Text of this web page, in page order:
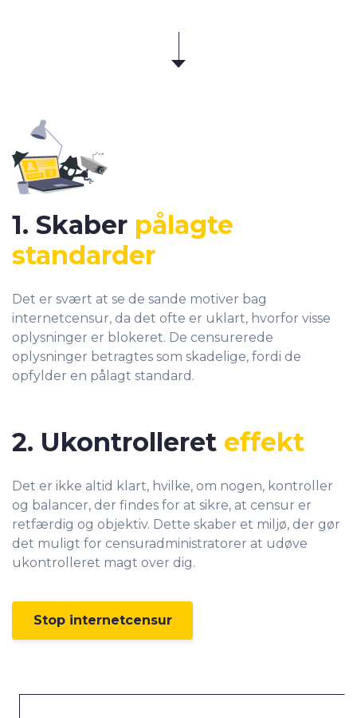
1. Skaber pålagte
standarder
Det er svært at se de sande motiver bag
internetcensur, da det ofte er uklart, hvorfor visse
oplysninger er blokeret. De censurerede
oplysninger betragtes som skadelige, fordi de
opfylder en pålagt standard.
2. Ukontrolleret effekt
Det er ikke altid klart, hvilke, om nogen, kontroller
og balancer, der findes for at sikre, at censur er
retfærdig og objektiv. Dette skaber et miljø, der gør
det muligt for censuradministratorer at udøve
ukontrolleret magt over dig.
Stop internetcensur